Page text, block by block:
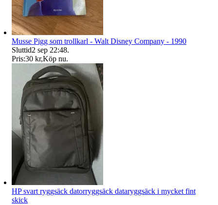
Musse Pigg som trollkarl - Walt Disney Company - 1990
Sluttid2 sep 22:48.
Pris:30 kr,Köp nu.
HP svart ryggsäck datorryggsäck dataryggsäck i mycket fint
skick